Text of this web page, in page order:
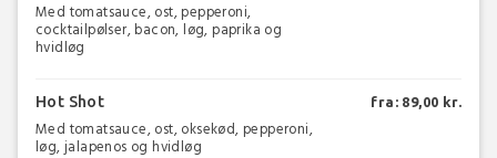
Med tomatsauce, ost, pepperoni,
cocktailpølser, bacon, løg, paprika og
hvidløg
Hot Shot
Med tomatsauce, ost, oksekød, pepperoni,
løg, jalapenos og hvidløg
fra: 89,00 kr.